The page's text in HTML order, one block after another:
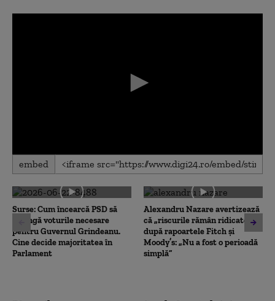
0
seconds
0
seconds
embed
Surse: Cum încearcă PSD să
strângă voturile necesare
pentru Guvernul Grindeanu.
Cine decide majoritatea în
Parlament
Alexandru Nazare avertizează
că „riscurile rămân ridicate”
după rapoartele Fitch și
Moody’s: „Nu a fost o perioadă
simplă”